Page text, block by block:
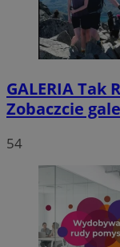
GALERIATak
Zobaczcie
54